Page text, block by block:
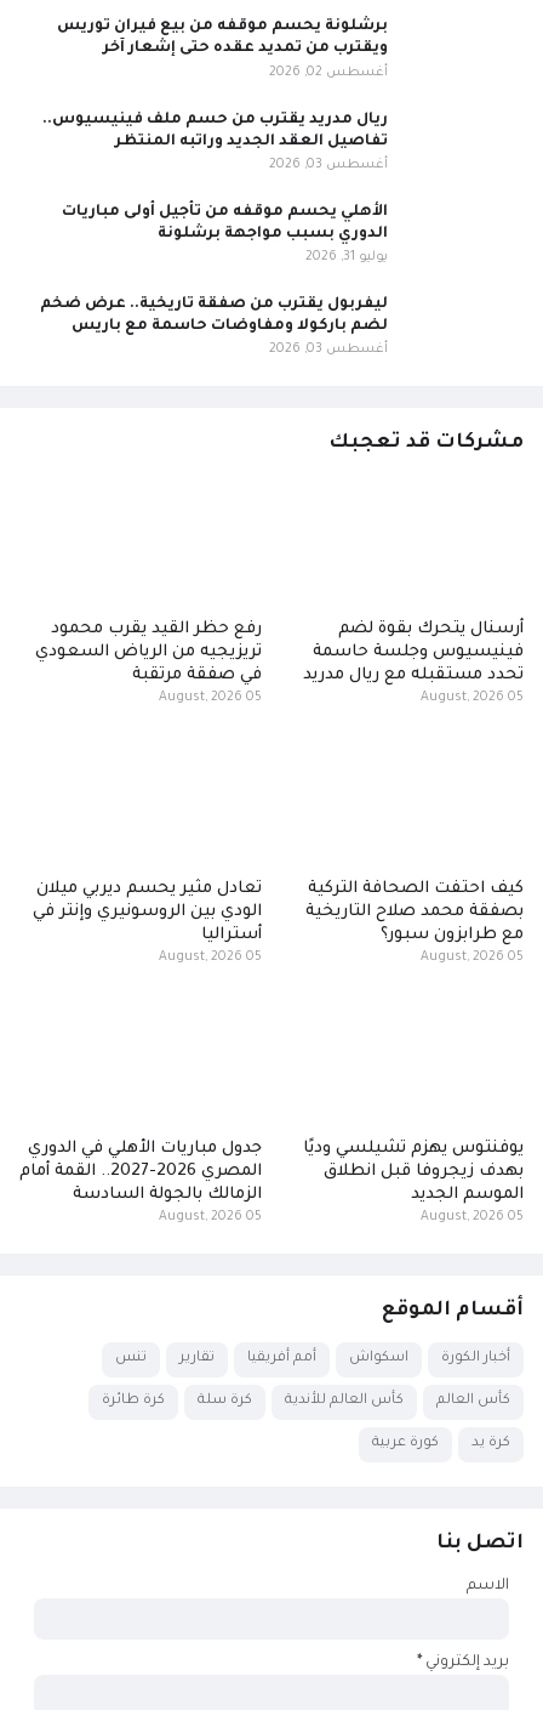
برشلونة يحسم موقفه من بيع فيران توريس
ويقترب من تمديد عقده حتى إشعار آخر
أغسطس 02, 2026
ريال مدريد يقترب من حسم ملف فينيسيوس..
تفاصيل العقد الجديد وراتبه المنتظر
أغسطس 03, 2026
الأهلي يحسم موقفه من تأجيل أولى مباريات
الدوري بسبب مواجهة برشلونة
يوليو 31, 2026
ليفربول يقترب من صفقة تاريخية.. عرض ضخم
لضم باركولا ومفاوضات حاسمة مع باريس
أغسطس 03, 2026
مشركات قد تعجبك
أرسنال يتحرك بقوة لضم
فينيسيوس وجلسة حاسمة
تحدد مستقبله مع ريال مدريد
05 August, 2026
رفع حظر القيد يقرب محمود
تريزيجيه من الرياض السعودي
في صفقة مرتقبة
05 August, 2026
كيف احتفت الصحافة التركية
بصفقة محمد صلاح التاريخية
مع طرابزون سبور؟
05 August, 2026
تعادل مثير يحسم ديربي ميلان
الودي بين الروسونيري وإنتر في
أستراليا
05 August, 2026
يوفنتوس يهزم تشيلسي وديًا
بهدف زيجروفا قبل انطلاق
الموسم الجديد
05 August, 2026
جدول مباريات الأهلي في الدوري
المصري 2026-2027.. القمة أمام
الزمالك بالجولة السادسة
05 August, 2026
أقسام الموقع
أخبار الكورة اسكواش أمم أفريقيا تقارير تنس
كأس العالم كأس العالم للأندية كرة سلة كرة طائرة
كرة يد كورة عربية
اتصل بنا
الاسم
بريد إلكتروني*